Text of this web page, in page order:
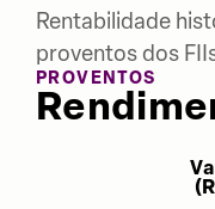
Rentabilidade
proventos dos
PROVENTOS
(